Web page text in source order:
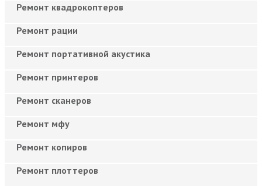
Ремонт квадрокоптеров
Ремонт рации
Ремонт портативной акустика
Ремонт принтеров
Ремонт сканеров
Ремонт мфу
Ремонт копиров
Ремонт плоттеров